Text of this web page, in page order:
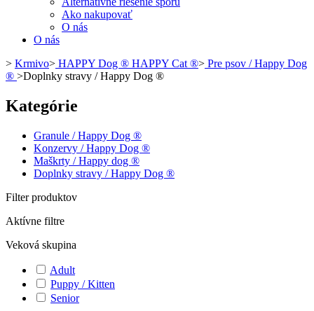
Ako nakupovať
O nás
O nás
> Krmivo> HAPPY Dog ® HAPPY Cat ®> Pre psov / Happy Dog
® >Doplnky stravy / Happy Dog ®
Kategórie
Granule / Happy Dog ®
Konzervy / Happy Dog ®
Maškrty / Happy dog ®
Doplnky stravy / Happy Dog ®
Filter produktov
Aktívne filtre
Veková skupina
Adult
Puppy / Kitten
Senior